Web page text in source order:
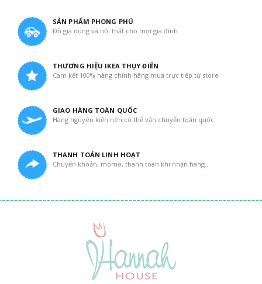
SẢN PHẨM PHONG PHÚ
Đồ gia dụng và nội thất cho mọi gia đình
THƯƠNG HIỆU IKEA THỤY ĐIỂN
Cam kết 100% hàng chính hãng mua trực tiếp từ store
GIAO HÀNG TOÀN QUỐC
Hàng nguyên kiện nên có thể vận chuyển toàn quốc
THANH TOÁN LINH HOẠT
Chuyển khoản, momo, thanh toán khi nhận hàng...